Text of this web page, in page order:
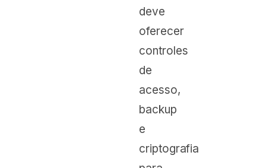
deve
oferecer
controles
de
acesso,
backup
e
criptografia